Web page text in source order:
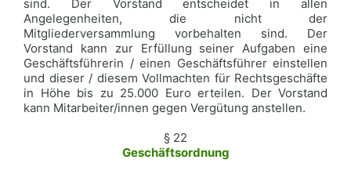
sind. Der Vorstand entscheidet in allen
Angelegenheiten, die nicht der
Mitgliederversammlung vorbehalten sind. Der
Vorstand kann zur Erfüllung seiner Aufgaben eine
Geschäftsführerin / einen Geschäftsführer einstellen
und dieser / diesem Vollmachten für Rechtsgeschäfte
in Höhe bis zu 25.000 Euro erteilen. Der Vorstand
kann Mitarbeiter/innen gegen Vergütung anstellen.
§ 22
Geschäftsordnung